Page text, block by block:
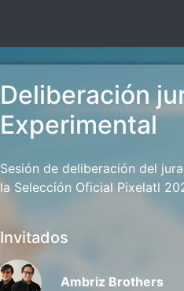
Deliberación
Experimental
Sesión de deliberación del
la Selección Oficial Pixelatl
Invitados
Ambriz Brothers